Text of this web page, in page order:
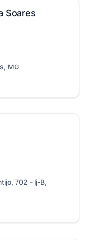
Soares
MG
702 - lj-B,